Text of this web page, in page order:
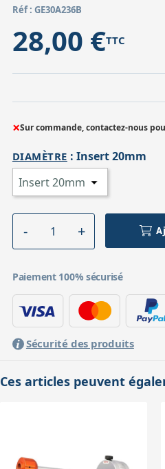
Réf : GE30A236B
28,00 €TTC
×Sur commande, contactez-nous
DIAMÈTRE : Insert 20mm
Paiement 100% sécurisé
Sécurité des produits
Ces articles peuvent